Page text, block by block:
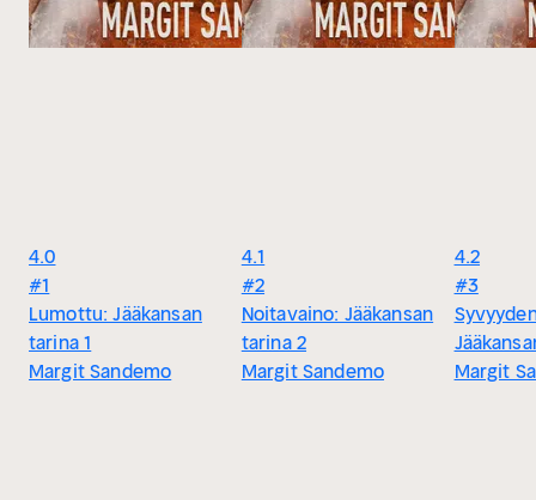
4.0
#1
Lumottu: Jääkansan
tarina 1
Margit Sandemo
4.1
#2
Noitavaino: Jääkansan
tarina 2
Margit Sandemo
4.2
#3
Margit